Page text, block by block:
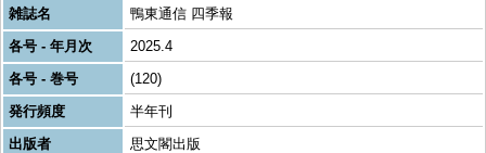
雑誌名
鴨東通信 四季報
各号 - 年月次
2025.4
各号 - 巻号
(120)
発行頻度
半年刊
出版者
思文閣出版